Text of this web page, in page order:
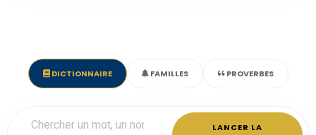
DICTIONNAIRE FAMILLES PROVERBES
LANCER LA